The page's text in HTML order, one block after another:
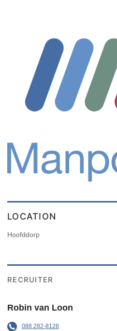
LOCATION
Hoofddorp
RECRUITER
Robin van Loon
088 282-8128